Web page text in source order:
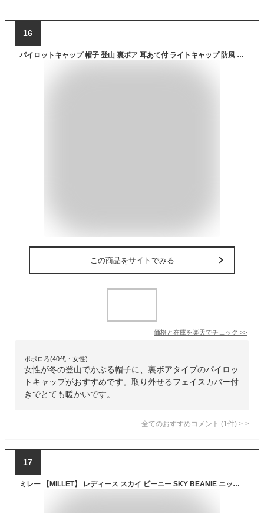
16
パイロットキャップ 帽子 登山 裏ボア 耳あて付 ライトキャップ 防風 裹起毛 あったか レディース 防寒帽子 キャップスポーツ パイロット帽 耳あて付き帽子 耳当て付き帽子 フネックウォーマー ゴルフ アウトドア 釣り スキー 雪遊び メンズ
この商品をサイトでみる
価格と在庫を楽天でチェック >>
ポポロろ(40代・女性)
女性が冬の登山でかぶる帽子に、裏ボアタイプのパイロッ
トキャップがおすすめです。取り外せるフェイスカバー付
きでとても暖かいです。
全てのおすすめコメント (1 件) >
17
ミレー 【MILLET】 レディース スカイ ビーニー SKY BEANIE ニットキャップ ニット帽 登山 トレッキング用品 MIV9271 (女性用/ウィメンズ/ポンポンつき/帽子/野外/防寒/アウトドア/スキー/ウォッチキャップ/ワッチキャップ/ニットビーニー)